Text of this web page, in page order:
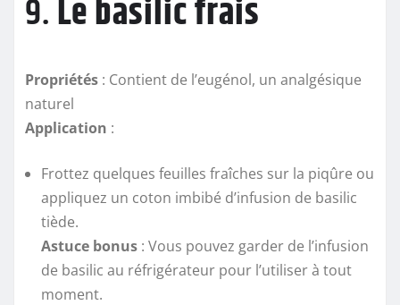
9.Le basilic frais
Propriétés : Contient de l’eugénol, un analgésique
naturel
Application :
Frottez quelques feuilles fraîches sur la piqûre ou
appliquez un coton imbibé d’infusion de basilic
tiède.
Astuce bonus : Vous pouvez garder de l’infusion
de basilic au réfrigérateur pour l’utiliser à tout
moment.